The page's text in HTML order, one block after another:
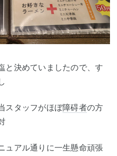
決めていましたので、す
スタッフがほぼ障碍者の方
ュアル通りに一生懸命頑張